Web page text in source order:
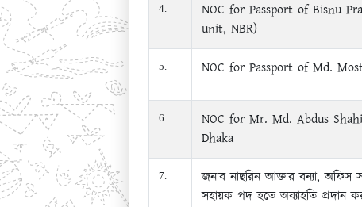
4.
NOC for Passport of Bisnu
unit, NBR)
5. NOC for Passport of Md.
6.
NOC for Mr. Md. Abdus
Dhaka
7.
জনাব নাছরিন আক্তার বন্যা, অফিস
সহায়ক পদ হতে অব্যাহতি প্রদান